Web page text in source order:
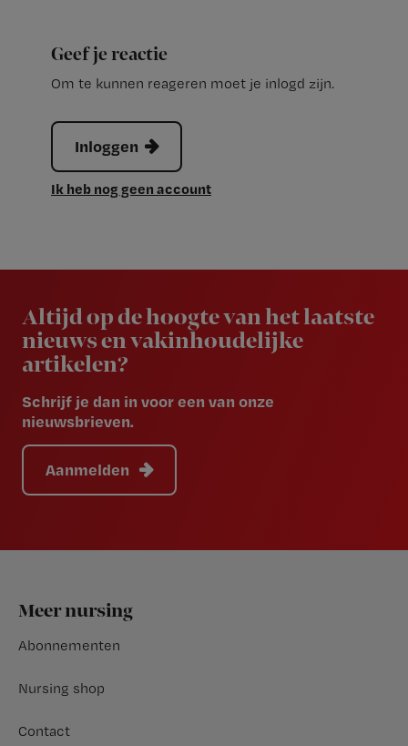
Geef je reactie
Om te kunnen reageren moet je inlogd zijn.
Inloggen
Ik heb nog geen account
Altijd op de hoogte van het laatste
nieuws en vakinhoudelijke
artikelen?
Schrijf je dan in voor een van onze
nieuwsbrieven.
Aanmelden
Footer
Meer nursing
Abonnementen
Nursing shop
Contact